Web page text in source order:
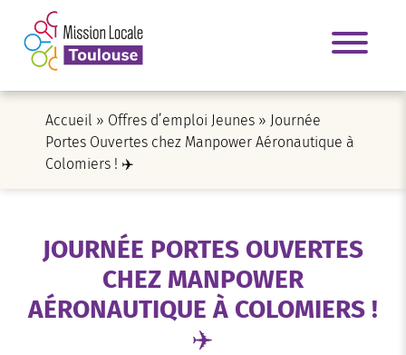
Accueil » Offres d’emploi Jeunes » Journée
Portes Ouvertes chez Manpower Aéronautique à
Colomiers ! ✈️
JOURNÉE PORTES OUVERTES
CHEZ MANPOWER
AÉRONAUTIQUE À COLOMIERS !
✈️